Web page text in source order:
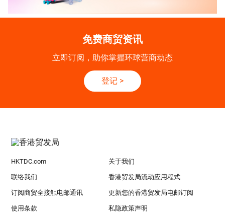
免费商贸资讯
立即订阅，助你掌握环球营商动态
登记 >
HKTDC.com 关于我们
联络我们 香港贸发局流动应用程式
订阅商贸全接触电邮通讯 更新您的香港贸发局电邮订阅
使用条款 私隐政策声明